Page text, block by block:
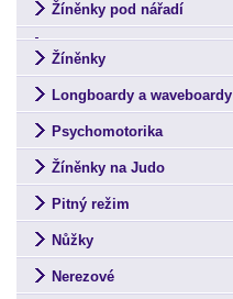
Žíněnky pod nářadí
Žíněnky
Longboardy a waveboardy
Psychomotorika
Žíněnky na Judo
Pitný režim
Nůžky
Nerezové